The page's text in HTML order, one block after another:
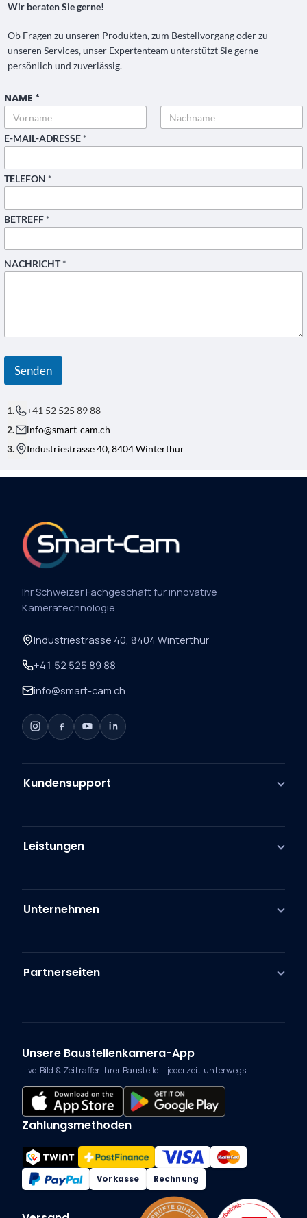
Wir beraten Sie gerne!
Ob Fragen zu unseren Produkten, zum Bestellvorgang oder zu
unseren Services, unser Expertenteam unterstützt Sie gerne
persönlich und zuverlässig.
NAME *
Vorname
E-MAIL-ADRESSE *
T
E
E
F
B
TELEFON *
BETREFF *
NACHRICHT*
Senden
+41 52 525 89 88
info@smart-cam.ch
Industriestrasse 40, 8404 Winterthur
Ihr Schweizer Fachgeschäft für innovative
Kameratechnologie.
Industriestrasse 40, 8404 Winterthur
+41 52 525 89 88
info@smart-cam.ch
Kundensupport
Leistungen
Unternehmen
Partnerseiten
Unsere Baustellenkamera-App
Live-Bild & Zeitraffer Ihrer Baustelle – jederzeit unterwegs
Zahlungsmethoden
Vorkasse Rechnung